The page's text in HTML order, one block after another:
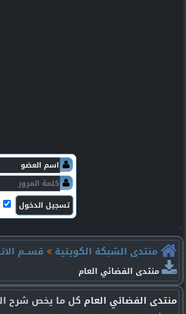
منتدى الشبكة الكويتية
قســم
منتدى الفضائي العام
منتدى الفضائي العام كل ما يخص شرح